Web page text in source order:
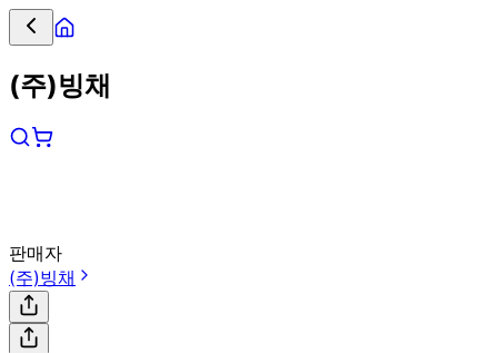
(주)빙채
판매자
(주)빙채